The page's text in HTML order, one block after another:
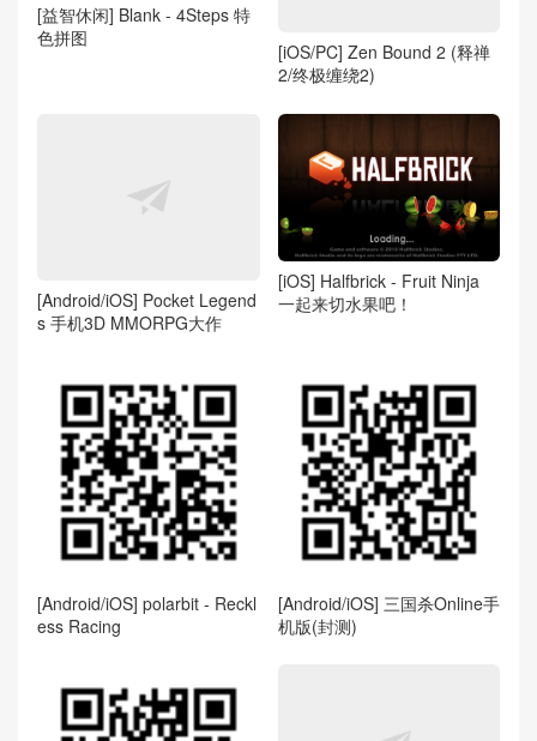
[益智休闲] Blank - 4Steps 特
色拼图
[iOS/PC] Zen Bound 2 (释禅
2/终极缠绕2)
[Android/iOS] Pocket Legend
s 手机3D MMORPG大作
[iOS] Halfbrick - Fruit Ninja
一起来切水果吧！
[Android/iOS] polarbit - Reckl
ess Racing
[Android/iOS] 三国杀Online手
机版(封测)